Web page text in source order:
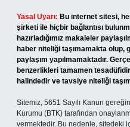
Yasal Uyarı: Bu internet sitesi,
şirketi ile hiçbir bağlantısı
hazırladığımız makaleler
haber niteliği taşımamakta olup,
paylaşım yapılmamaktadır.
benzerlikleri tamamen
halindedir ve tavsiye niteliği
Sitemiz, 5651 Sayılı Kanun
Kurumu (BTK) tarafından
vermektedir. Bu nedenle, sitedeki